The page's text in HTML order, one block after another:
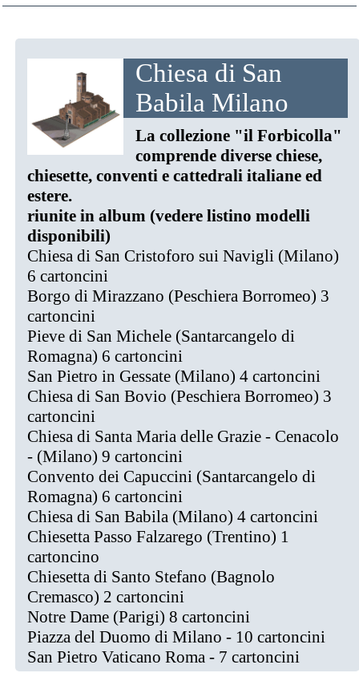
Chiesa di San
Babila Milano
La collezione "il Forbicolla"
comprende diverse chiese,
chiesette, conventi e cattedrali italiane ed
estere.
riunite in album (vedere listino modelli
disponibili)
Chiesa di San Cristoforo sui Navigli (Milano)
6 cartoncini
Borgo di Mirazzano (Peschiera Borromeo) 3
cartoncini
Pieve di San Michele (Santarcangelo di
Romagna) 6 cartoncini
San Pietro in Gessate (Milano) 4 cartoncini
Chiesa di San Bovio (Peschiera Borromeo) 3
cartoncini
Chiesa di Santa Maria delle Grazie - Cenacolo
- (Milano) 9 cartoncini
Convento dei Capuccini (Santarcangelo di
Romagna) 6 cartoncini
Chiesa di San Babila (Milano) 4 cartoncini
Chiesetta Passo Falzarego (Trentino) 1
cartoncino
Chiesetta di Santo Stefano (Bagnolo
Cremasco) 2 cartoncini
Notre Dame (Parigi) 8 cartoncini
Piazza del Duomo di Milano - 10 cartoncini
San Pietro Vaticano Roma - 7 cartoncini